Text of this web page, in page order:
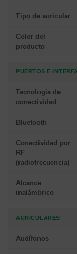
Tipo de auricular
Color del
producto
PUERTOS E
Tecnología de
conectividad
Bluetooth
Conectividad por
RF
(radiofrecuencia)
Alcance
inalámbrico
AURICULARES
Audífonos